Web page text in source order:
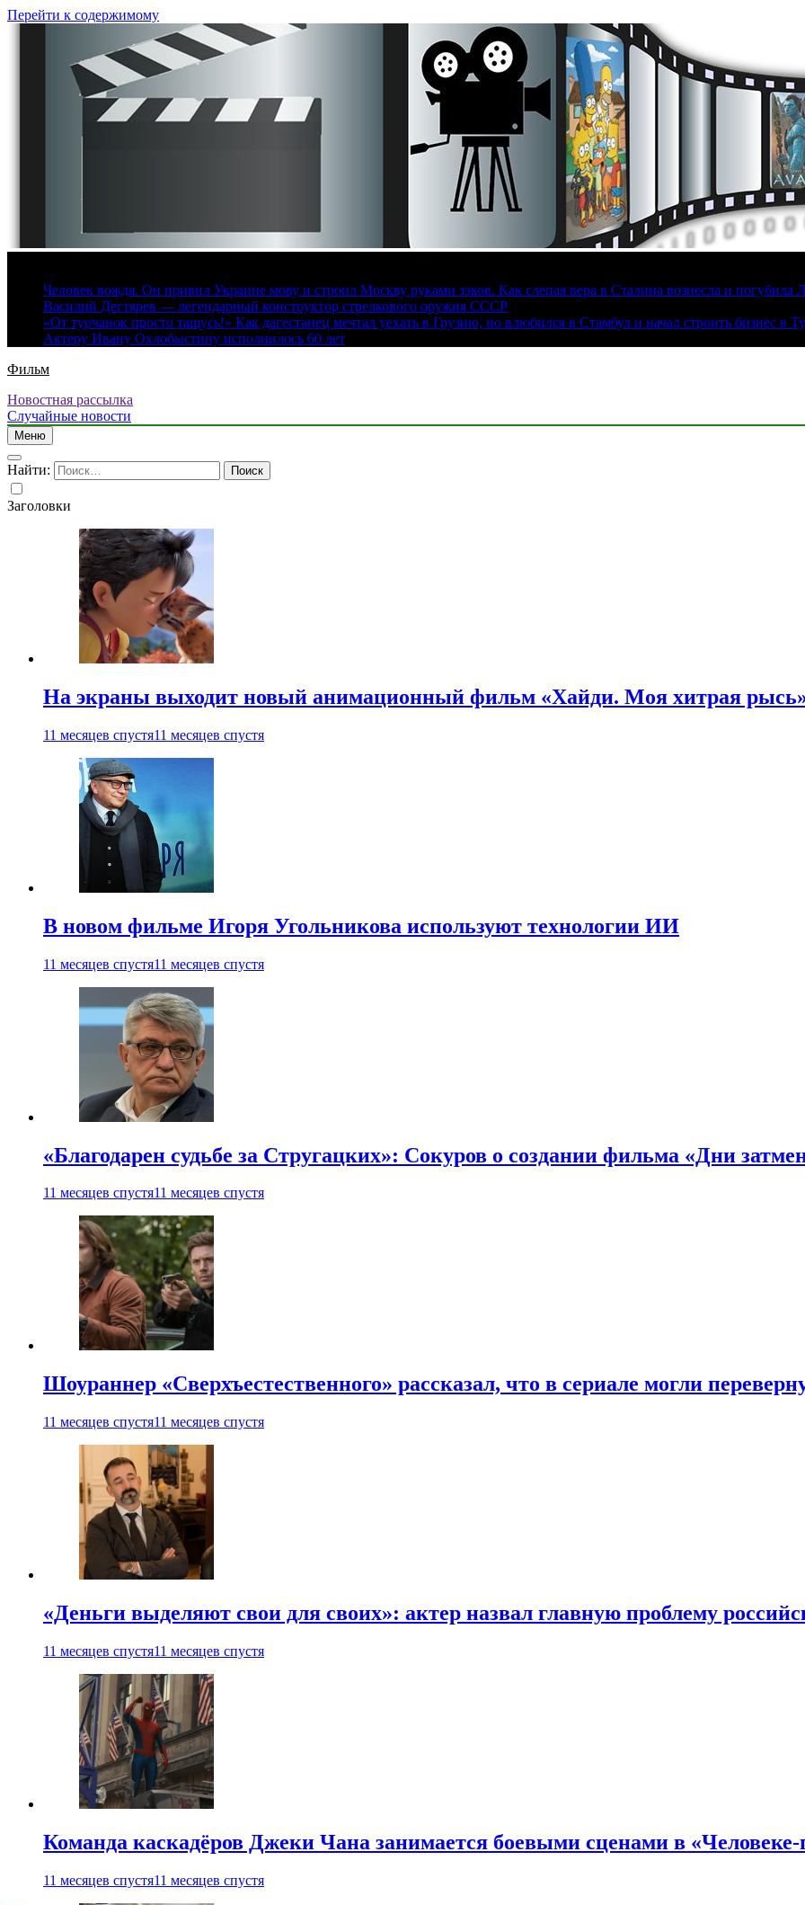
Перейти к содержимому
Человек вождя. Он привил Украине мову и строил Москву руками зэков. Как слепая вера в Сталина вознесла и погубила
Василий Дегтярев — легендарный конструктор стрелкового оружия СССР
«От турчанок просто тащусь!» Как дагестанец мечтал уехать в Грузию, но влюбился в Стамбул и начал строить бизнес в
Актеру Ивану Охлобыстину исполнилось 60 лет
Фильм
Новостная рассылка
Случайные новости
Меню
Найти:
Заголовки
На экраны выходит новый анимационный фильм «Хайди. Моя хитрая
11 месяцев спустя11 месяцев спустя
В новом фильме Игоря Угольникова используют технологии ИИ
11 месяцев спустя11 месяцев спустя
«Благодарен судьбе за Стругацких»: Сокуров о создании фильма «Дни
11 месяцев спустя11 месяцев спустя
Шоураннер «Сверхъестественного» рассказал, что в сериале могли
11 месяцев спустя11 месяцев спустя
«Деньги выделяют свои для своих»: актер назвал главную проблему
11 месяцев спустя11 месяцев спустя
Команда каскадёров Джеки Чана занимается боевыми сценами в «Человеке-
11 месяцев спустя11 месяцев спустя